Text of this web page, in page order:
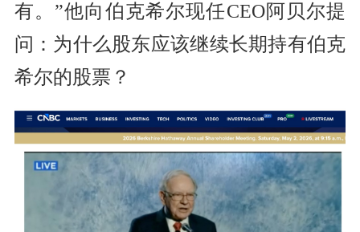
有。”他向伯克希尔现任CEO阿贝尔提
问：为什么股东应该继续长期持有伯克
希尔的股票？